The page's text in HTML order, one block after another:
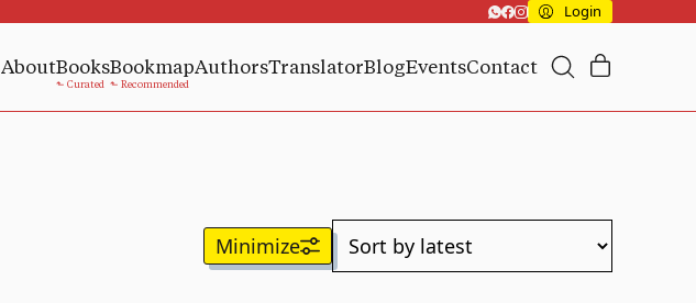
Login
AboutBooksBookmapAuthorsTranslatorBlogEventsContact